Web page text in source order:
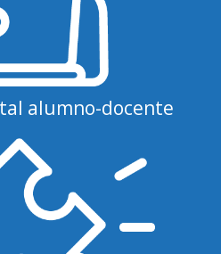
alumno-docente